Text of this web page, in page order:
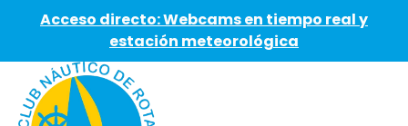
Acceso directo: Webcams en tiempo real y
estación meteorológica
content